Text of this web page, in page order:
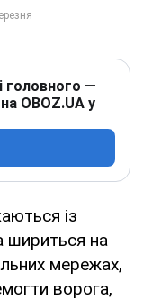
головного —
OBOZ.UA у
із
шириться на
мережах,
ворога,